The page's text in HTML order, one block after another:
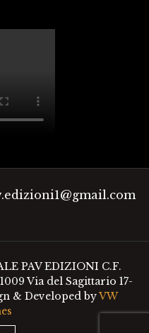
PAV EDIZIONI C.F.
Via del Sagittario 17-
& Developed byVW